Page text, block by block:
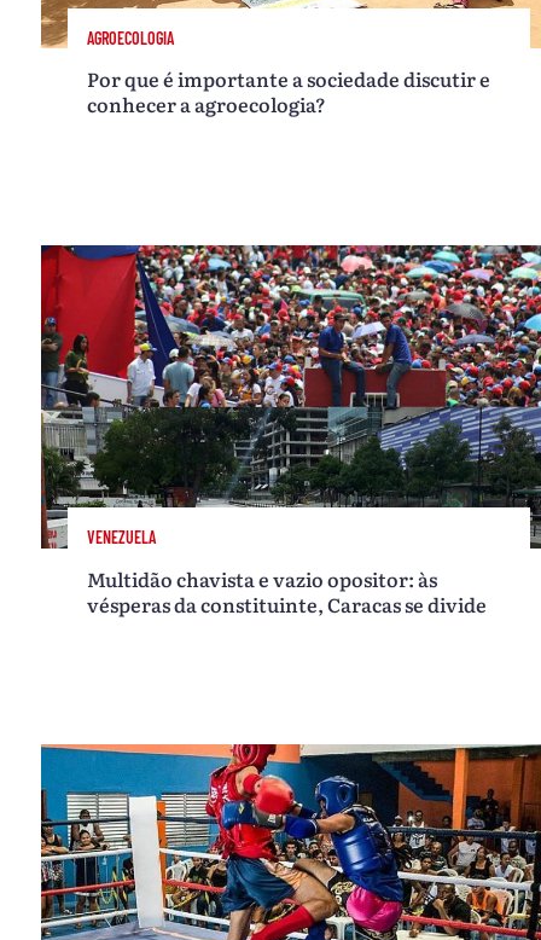
AGROECOLOGIA
Por que é importante a sociedade discutir e
conhecer a agroecologia?
VENEZUELA
Multidão chavista e vazio opositor: às
vésperas da constituinte, Caracas se divide